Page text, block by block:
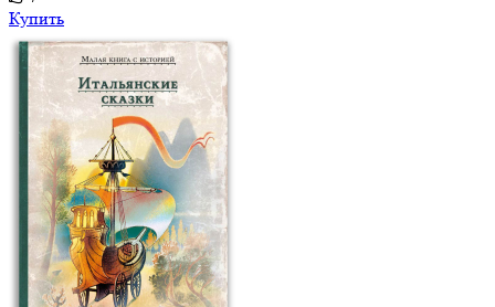
Купить